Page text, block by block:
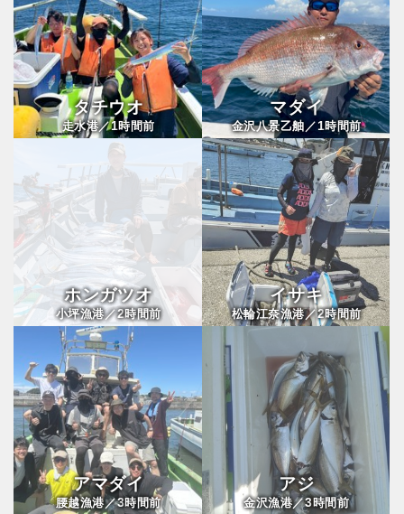
タチウオ
走水港／1時間前
マダイ
金沢八景乙舳／ 1時間前
ホンガツオ
小坪漁港／2時間前
イサキ
松輪江奈漁港／2時間前
アマダイ
腰越漁港／3時間前
アジ
金沢漁港／3時間前